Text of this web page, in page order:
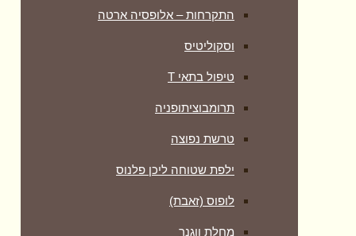
התקרחות – אלופסיה ארטה
וסקוליטיס
טיפול בתאי T
תרומבוציתופניה
טרשת נפוצה
ילפת שטוחה ליכן פלנוס
לופוס (זאבת)
מחלת ווגנר